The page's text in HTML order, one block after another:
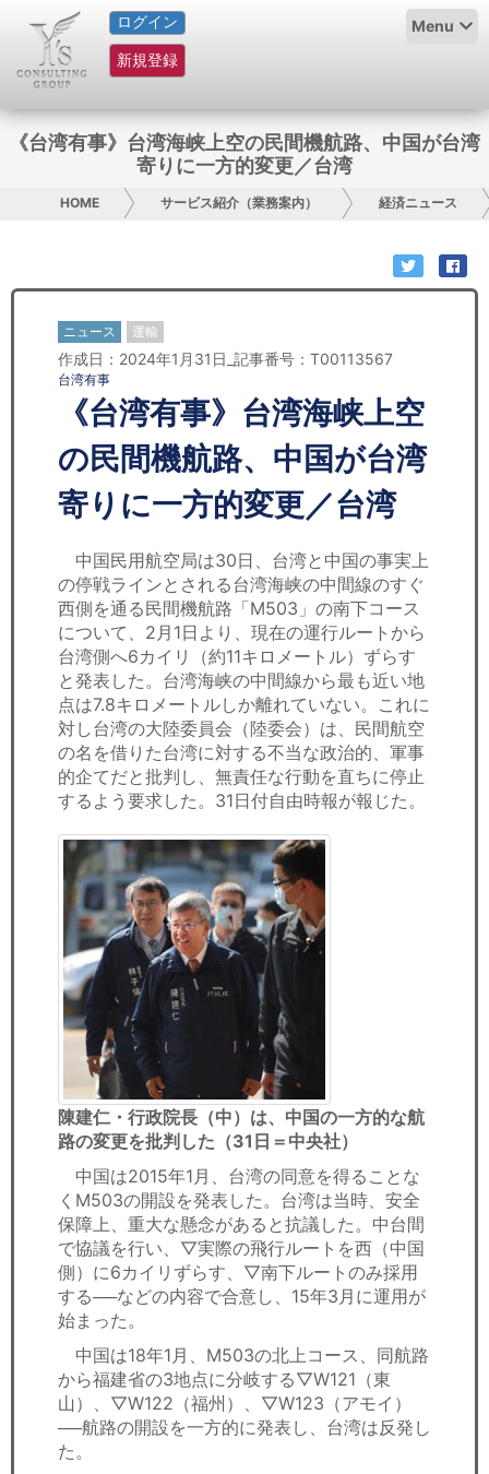
ログイン
新規登録
Menu
HOME
サービス紹介
コラム
お問い合わせ
日本人にPR
コンサルティング
リサーチ
セミナー
経済ニュース
労務顧問
ＩＴ
飲食店情報
《台湾有事》台湾海峡上空の民間機航路、中国が台湾
寄りに一方的変更／台湾
HOME サービス紹介（業務案内） 経済ニュース
ニュース 運輸
作成日：2024年1月31日_記事番号：T00113567
台湾有事
《台湾有事》台湾海峡上空
の民間機航路、中国が台湾
寄りに一方的変更／台湾
中国民用航空局は30日、台湾と中国の事実上
の停戦ラインとされる台湾海峡の中間線のすぐ
西側を通る民間機航路「M503」の南下コース
について、2月1日より、現在の運行ルートから
台湾側へ6カイリ（約11キロメートル）ずらす
と発表した。台湾海峡の中間線から最も近い地
点は7.8キロメートルしか離れていない。これに
対し台湾の大陸委員会（陸委会）は、民間航空
の名を借りた台湾に対する不当な政治的、軍事
的企てだと批判し、無責任な行動を直ちに停止
するよう要求した。31日付自由時報が報じた。
陳建仁・行政院長（中）は、中国の一方的な航
路の変更を批判した（31日＝中央社）
中国は2015年1月、台湾の同意を得ることな
くM503の開設を発表した。台湾は当時、安全
保障上、重大な懸念があると抗議した。中台間
で協議を行い、▽実際の飛行ルートを西（中国
側）に6カイリずらす、▽南下ルートのみ採用
する──などの内容で合意し、15年3月に運用が
始まった。
中国は18年1月、M503の北上コース、同航路
から福建省の3地点に分岐する▽W121（東
山）、▽W122（福州）、▽W123（アモイ）
──航路の開設を一方的に発表し、台湾は反発し
た。